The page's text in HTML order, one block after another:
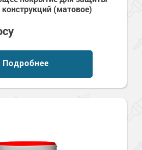
(матовое)
Подробнее